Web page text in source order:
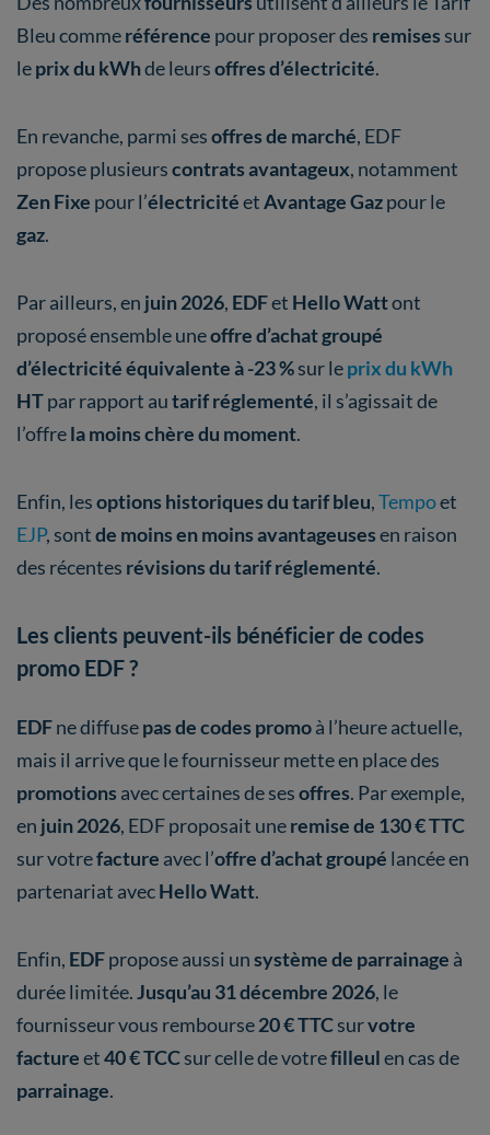
Bleu commeréférence pour proposer des remises sur
leprix du kWhde leursoffres d’électricité.
En revanche, parmi sesoffres de marché, EDF
propose plusieurscontrats avantageux, notamment
Zen Fixe pour l’électricitéetAvantage Gazpour le
gaz.
Par ailleurs, en juin 2026, EDFet Hello Wattont
proposé ensemble uneoffre d’achat groupé
d’électricité équivalente à -23 %sur leprix du kWh
HTpar rapport autarif réglementé, il s’agissait de
l’offrela moins chère du moment.
Enfin, lesoptions historiques du tarif bleu,Tempoet
EJP, sontde moins en moins avantageusesen raison
des récentes révisions du tarif réglementé.
Les clients peuvent-ils bénéficier de codes
promo EDF ?
EDFne diffusepas de codes promoà l’heure actuelle,
mais il arrive que le fournisseur mette en place des
promotions avec certaines de sesoffres. Par exemple,
en juin 2026, EDF proposait uneremise de 130 € TTC
sur votrefacture avec l’offre d’achat groupé lancée en
partenariat avecHello Watt.
Enfin, EDFpropose aussi unsystème de parrainage à
durée limitée.Jusqu’au 31 décembre 2026, le
fournisseur vous rembourse20 € TTCsurvotre
factureet40 € TCCsur celle de votrefilleulen cas de
parrainage.